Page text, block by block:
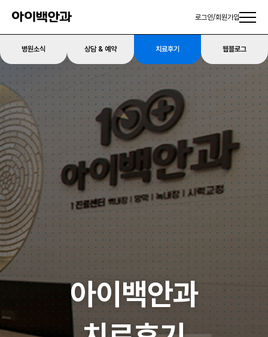
로그인/회원가입
아이백안과
병원소식 상담 & 예약 치료후기 웹블로그